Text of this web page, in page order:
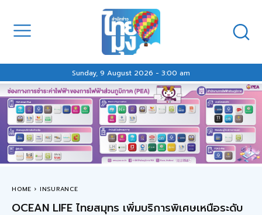
Sunday, 9 August 2026 - 3:00 am
HOME INSURANCE
OCEAN LIFE ไทยสมุทร เพิ่มบริการพิเศษเหนือระดับ